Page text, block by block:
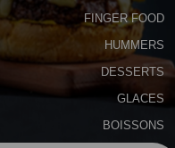
FINGER FOOD
HUMMERS
DESSERTS
GLACES
BOISSONS